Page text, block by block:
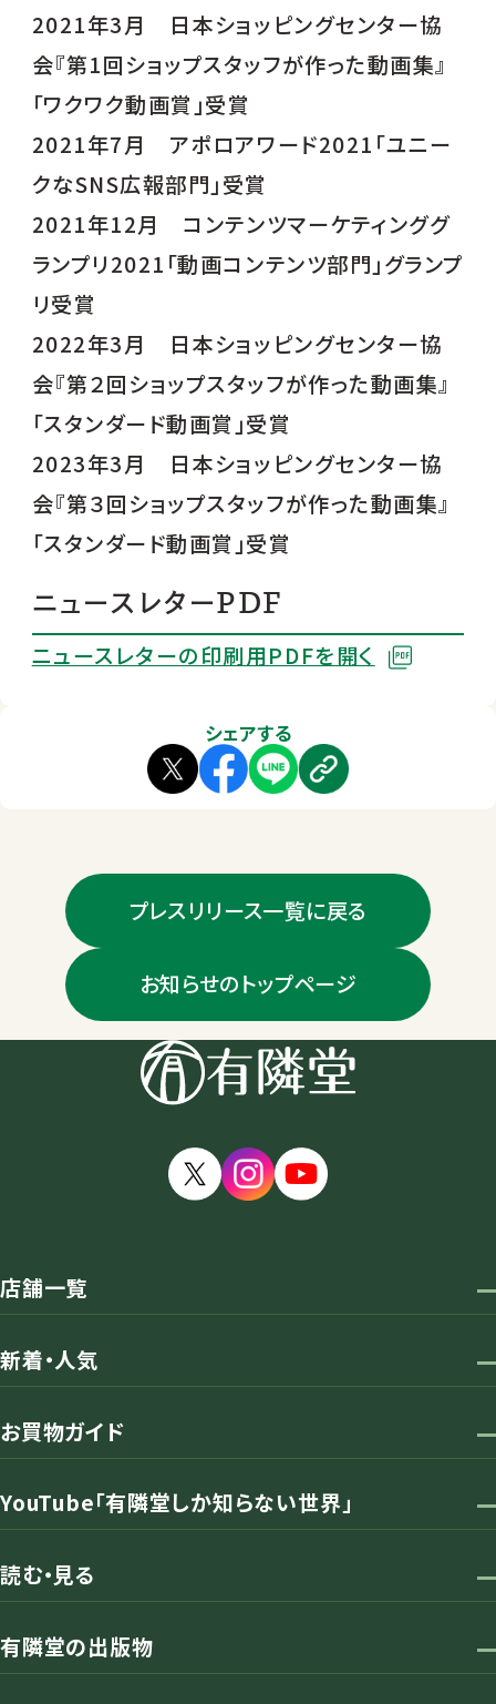
2021年3月 日本ショッピングセンター協
会『第1回ショップスタッフが作った動画集』
「ワクワク動画賞」受賞
2021年7月 アポロアワード2021「ユニー
クなSNS広報部門」受賞
2021年12月 コンテンツマーケティンググ
ランプリ2021「動画コンテンツ部門」グランプ
リ受賞
2022年3月 日本ショッピングセンター協
会『第２回ショップスタッフが作った動画集』
「スタンダード動画賞」受賞
2023年3月 日本ショッピングセンター協
会『第３回ショップスタッフが作った動画集』
「スタンダード動画賞」受賞
ニュースレターPDF
ニュースレターの印刷用PDFを開く
シェアする
プレスリリース一覧に戻る
お知らせのトップページ
店舗一覧
新着・人気
お買物ガイド
YouTube「有隣堂しか知らない世界」
読む・見る
有隣堂の出版物